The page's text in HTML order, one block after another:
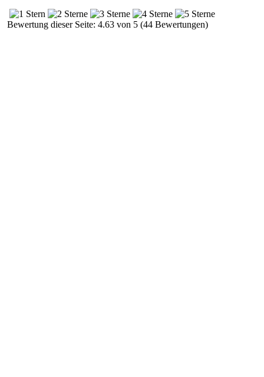
Bewertung dieser Seite: 4.63 von 5 (44 Bewertungen)